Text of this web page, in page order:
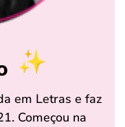
em Letras e faz
Começou na